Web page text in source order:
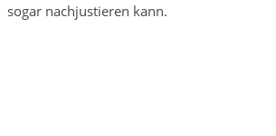
sogar nachjustieren kann.